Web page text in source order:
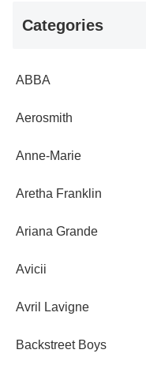
Categories
ABBA
Aerosmith
Anne-Marie
Aretha Franklin
Ariana Grande
Avicii
Avril Lavigne
Backstreet Boys